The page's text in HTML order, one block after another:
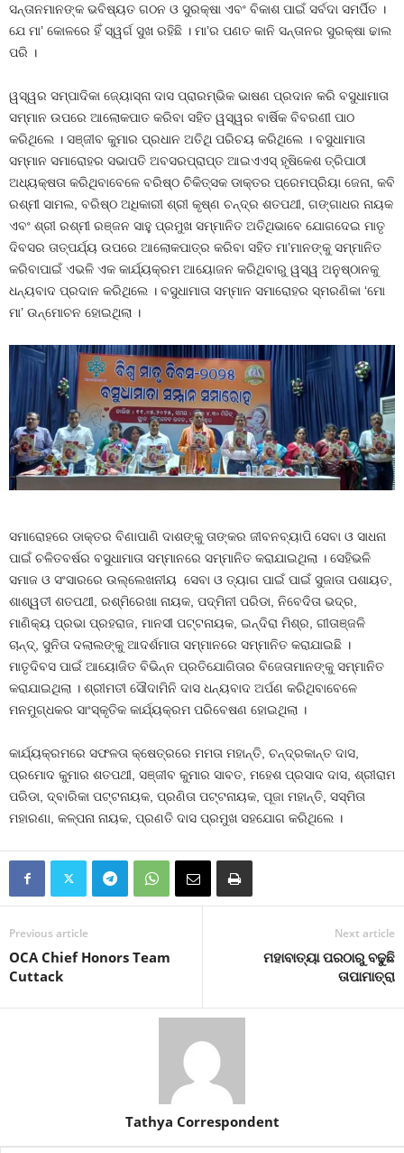
ସନ୍ତାନମାନଙ୍କ ଭବିଷ୍ୟତ ଗଠନ ଓ ସୁରକ୍ଷା ଏବଂ ବିକାଶ ପାଇଁ ସର୍ବଦା ସମର୍ପିତ ।
ଯେ ମା’ କୋଳରେ ହିଁ ସ୍ୱର୍ଗ ସୁଖ ରହିଛି । ମା’ର ପଣତ କାନି ସନ୍ତାନର ସୁରକ୍ଷା ଢାଲ
ପରି ।
ୱସ୍ୱର ସମ୍ପାଦିକା ଜ୍ୟୋସ୍ନା ଦାସ ପ୍ରାରମ୍ଭିକ ଭାଷଣ ପ୍ରଦାନ କରି ବସୁଧାମାତା
ସମ୍ମାନ ଉପରେ ଆଲୋକପାତ କରିବା ସହିତ ୱସ୍ୱର ବାର୍ଷିକ ବିବରଣୀ ପାଠ
କରିଥିଲେ । ସଞ୍ଜୀବ କୁମାର ପ୍ରଧାନ ଅତିଥି ପରିଚୟ କରିଥିଲେ । ବସୁଧାମାତା
ସମ୍ମାନ ସମାରୋହର ସଭାପତି ଅବସରପ୍ରାପ୍ତ ଆଇଏଏସ୍‍ ହୃଷିକେଶ ତ୍ରିପାଠୀ
ଅଧ୍ୟକ୍ଷତା କରିଥିବାବେଳେ ବରିଷ୍ଠ ଚିକିତ୍ସକ ଡାକ୍ତର ପ୍ରେମପ୍ରିୟା ଜେନା, କବି
ରଶ୍ମୀ ସାମଲ, ବରିଷ୍ଠ ଅଧିକାରୀ ଶ୍ରୀ କୃଷ୍ଣ ଚନ୍ଦ୍ର ଶତପଥୀ, ଗଙ୍ଗାଧର ନାୟକ
ଏବଂ ଶ୍ରୀ ରଶ୍ମୀ ରଞ୍ଜନ ସାହୁ ପ୍ରମୁଖ ସମ୍ମାନିତ ଅତିଥିଭାବେ ଯୋଗଦେଇ ମାତୃ
ଦିବସର ତାତ୍ପର୍ଯ୍ୟ ଉପରେ ଆଲୋକପାତ୍ର କରିବା ସହିତ ମା’ମାନଙ୍କୁ ସମ୍ମାନିତ
କରିବାପାଇଁ ଏଭଳି ଏକ କାର୍ଯ୍ୟକ୍ରମ ଆୟୋଜନ କରିଥିବାରୁ ୱସ୍ୱ ଅନୁଷ୍ଠାନକୁ
ଧନ୍ୟବାଦ ପ୍ରଦାନ କରିଥିଲେ । ବସୁଧାମାତା ସମ୍ମାନ ସମାରୋହର ସ୍ମରଣିକା ‘ମୋ
ମା’ ଉନ୍ମୋଚନ ହୋଇଥିଲା ।
ସମାରୋହରେ ଡାକ୍ତର ବିଣାପାଣି ଦାଶଙ୍କୁ ତାଙ୍କର ଜୀବନବ୍ୟାପି ସେବା ଓ ସାଧନା
ପାଇଁ ଚଳିତବର୍ଷର ବସୁଧାମାତା ସମ୍ମାନରେ ସମ୍ମାନିତ କରାଯାଇଥିଲା । ସେହିଭଳି
ସମାଜ ଓ ସଂସାରରେ ଉଲ୍ଲେଖନୀୟ ସେବା ଓ ତ୍ୟାଗ ପାଇଁ ପାଇଁ ସୁଜାତା ପଶାୟତ,
ଶାଶ୍ୱତୀ ଶତପଥୀ, ରଶ୍ମିରେଖା ନାୟକ, ପଦ୍ମିନୀ ପରିଡା, ନିବେଦିତା ଭଦ୍ର,
ମାଣିକ୍ୟ ପ୍ରଭା ପ୍ରହରାଜ, ମାନସୀ ପଟ୍ଟନାୟକ, ଇନ୍ଦିରା ମିଶ୍ର, ଗୀତାଞ୍ଜଳି
ଚାନ୍ଦ୍‍, ସୁନିତା ଦଲାଲଙ୍କୁ ଆଦର୍ଶମାତା ସମ୍ମାନରେ ସମ୍ମାନିତ କରାଯାଇଛି ।
ମାତୃଦିବସ ପାଇଁ ଆୟୋଜିତ ବିଭିନ୍ନ ପ୍ରତିଯୋଗିତାର ବିଜେତାମାନଙ୍କୁ ସମ୍ମାନିତ
କରାଯାଇଥିଲା । ଶ୍ରୀମତୀ ସୌଦାମିନି ଦାସ ଧନ୍ୟବାଦ ଅର୍ପଣ କରିଥିବାବେଳେ
ମନମୁଗ୍ଧକର ସାଂସ୍କୃତିକ କାର୍ଯ୍ୟକ୍ରମ ପରିବେଷଣ ହୋଇଥିଲା ।
କାର୍ଯ୍ୟକ୍ରମରେ ସଫଳତା କ୍ଷେତ୍ରରେ ମମତା ମହାନ୍ତି, ଚନ୍ଦ୍ରକାନ୍ତ ଦାସ,
ପ୍ରମୋଦ କୁମାର ଶତପଥୀ, ସଞ୍ଜୀବ କୁମାର ସାବତ, ମହେଶ ପ୍ରସାଦ ଦାସ, ଶ୍ରୀରାମ
ପରିଡା, ଦ୍ବାରିକା ପଟ୍ଟନାୟକ, ପ୍ରଣିତା ପଟ୍ଟନାୟକ, ପୂଜା ମହାନ୍ତି, ସସ୍ମିତା
ମହାରଣା, କଳ୍ପନା ନାୟକ, ପ୍ରଣତି ଦାସ ପ୍ରମୁଖ ସହଯୋଗ କରିଥିଲେ ।
Previous article
OCA Chief Honors Team
Cuttack
Next article
ମହାବାତ୍ୟା ପରଠାରୁ ବଢୁଛି
ତାପାମାତ୍ରା
Tathya Correspondent